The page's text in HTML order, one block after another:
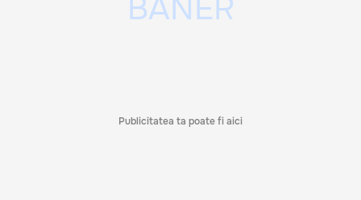
Publicitatea ta poate fi aici